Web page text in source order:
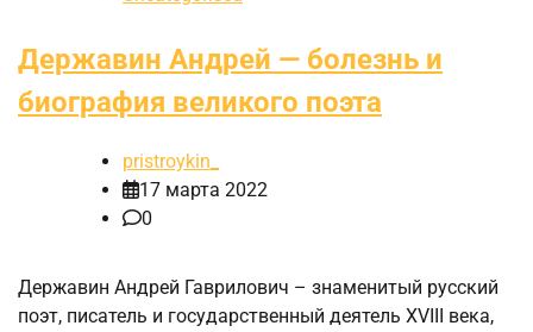
Державин Андрей — болезнь и
биография великого поэта
pristroykin_
17 марта 2022
0
Державин Андрей Гаврилович – знаменитый русский
поэт, писатель и государственный деятель XVIII века,